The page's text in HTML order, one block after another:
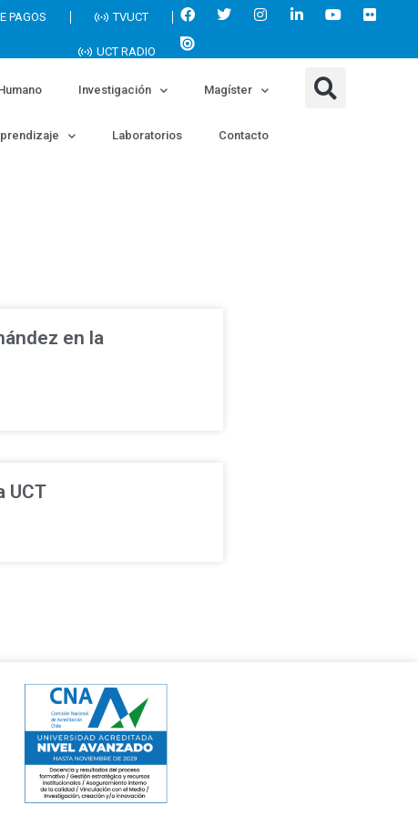
PAGOS TVUCT
UCT RADIO
Investigación Magíster
Laboratorios Contacto
en la
UCT